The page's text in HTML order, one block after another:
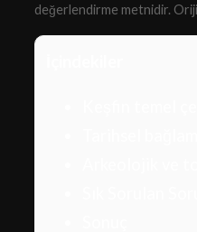
değerlendirme metnidir.